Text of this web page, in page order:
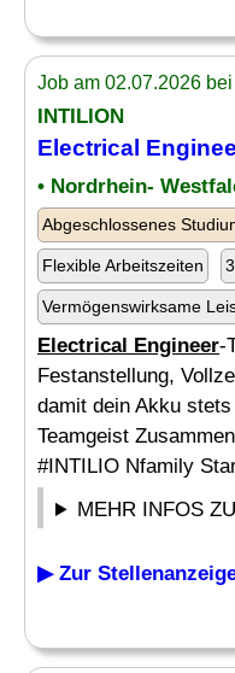
Job am 02.07.2026
INTILION
Electrical
• Nordrhein-
Abgeschlossenes
Flexible Arbeitszeiten
Vermögenswirksame
Electrical Engineer-
Festanstellung,
damit dein Akku
Teamgeist
#INTILIO Nfamily
MEHR INFOS
▶ Zur